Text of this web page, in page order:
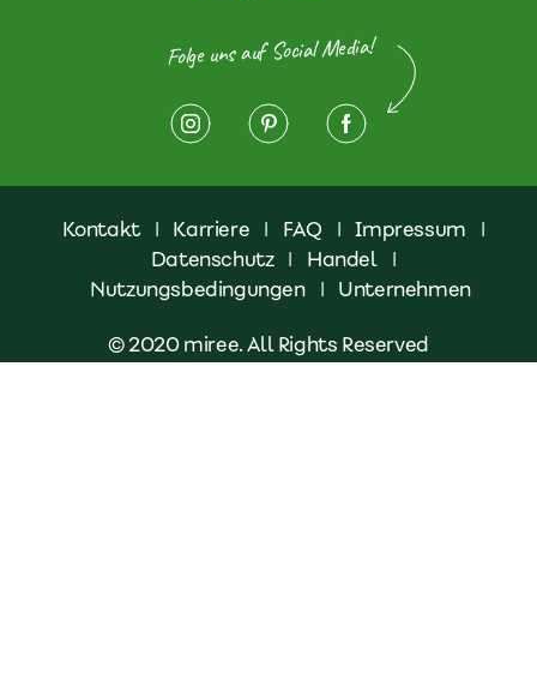
Folge uns auf Social Media!
Kontakt | Karriere | FAQ | Impressum
|
Datenschutz | Handel
|
Nutzungsbedingungen
| Unternehmen
© 2020 miree. All Rights Reserved